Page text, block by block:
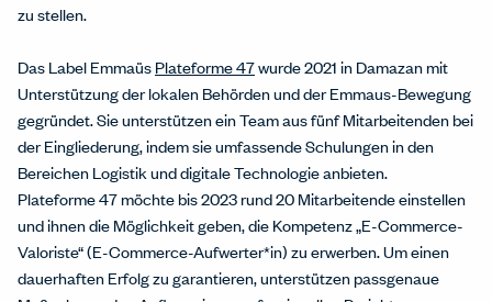
zu stellen.
Das Label EmmaüsPlateforme 47wurde 2021 in Damazan mit
Unterstützung der lokalen Behörden und der Emmaus-Bewegung
gegründet. Sie unterstützen ein Team aus fünf Mitarbeitenden bei
der Eingliederung, indem sie umfassende Schulungen in den
Bereichen Logistik und digitale Technologie anbieten.
Plateforme 47 möchte bis 2023 rund 20 Mitarbeitende einstellen
und ihnen die Möglichkeit geben, die Kompetenz „E-Commerce-
Valoriste“ (E-Commerce-Aufwerter*in) zu erwerben. Um einen
dauerhaften Erfolg zu garantieren, unterstützen passgenaue